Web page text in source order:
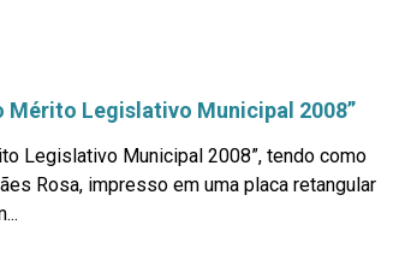
Mérito Legislativo Municipal 2008”
Legislativo Municipal 2008”, tendo como
Rosa, impresso em uma placa retangular